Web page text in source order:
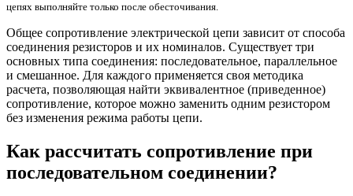
цепях выполняйте только после обесточивания.
Общее сопротивление электрической цепи зависит от способа
соединения резисторов и их номиналов. Существует три
основных типа соединения: последовательное, параллельное
и смешанное. Для каждого применяется своя методика
расчета, позволяющая найти эквивалентное (приведенное)
сопротивление, которое можно заменить одним резистором
без изменения режима работы цепи.
Как рассчитать сопротивление при
последовательном соединении?